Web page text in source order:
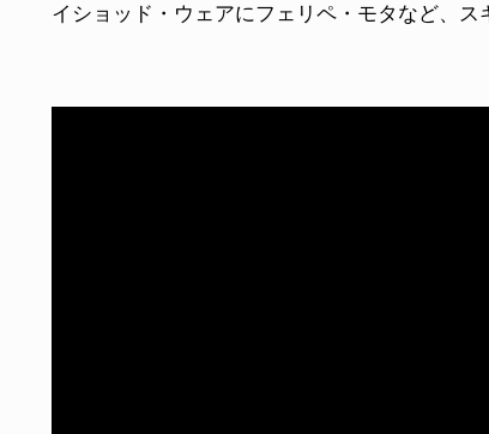
イショッド・ウェアにフェリペ・モタなど、ス